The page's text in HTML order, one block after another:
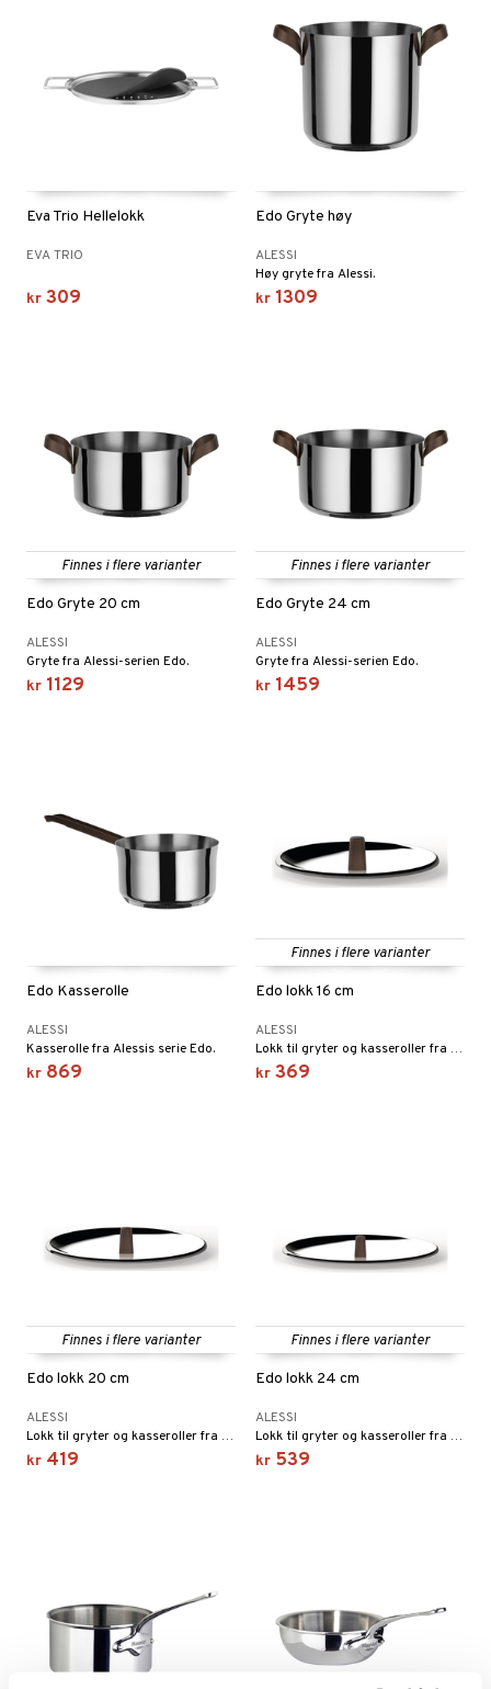
Eva Trio Hellelokk
EVA TRIO
kr 309
Edo Gryte høy
ALESSI
Høy gryte fra Alessi.
kr 1309
Finnes i flere varianter
Edo Gryte 20 cm
ALESSI
Gryte fra Alessi-serien Edo.
kr 1129
Finnes i flere varianter
Edo Gryte 24 cm
ALESSI
Gryte fra Alessi-serien Edo.
kr 1459
Edo Kasserolle
ALESSI
Kasserolle fra Alessis serie Edo.
kr 869
Finnes i flere varianter
Edo lokk 16 cm
ALESSI
Lokk til gryter og kasseroller fra Alessi-serien Edo.
kr 369
Finnes i flere varianter
Edo lokk 20 cm
ALESSI
Lokk til gryter og kasseroller fra Alessi-serien Edo.
kr 419
Finnes i flere varianter
Edo lokk 24 cm
ALESSI
Lokk til gryter og kasseroller fra Alessi-serien Edo.
kr 539